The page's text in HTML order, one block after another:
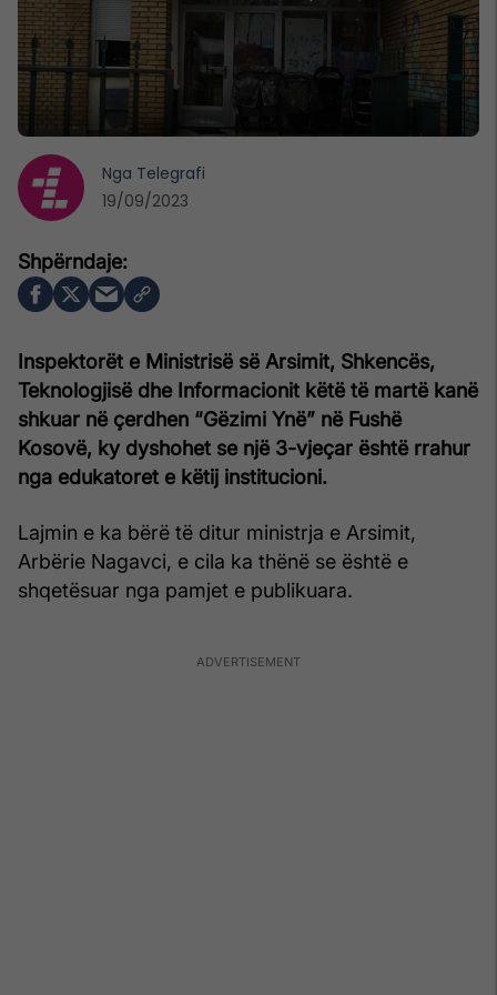
Inspektorët e Ministrisë së Arsimit, Shkencës,
Teknologjisë dhe Informacionit këtë të martë kanë
shkuar në çerdhen “Gëzimi Ynë” në Fushë
Kosovë, ky dyshohet se një 3-vjeçar është rrahur
nga edukatoret e këtij institucioni.
Lajmin e ka bërë të ditur ministrja e Arsimit,
Arbërie Nagavci, e cila ka thënë se është e
shqetësuar nga pamjet e publikuara.
Nga Telegrafi
19/09/2023